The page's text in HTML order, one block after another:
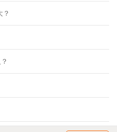
？